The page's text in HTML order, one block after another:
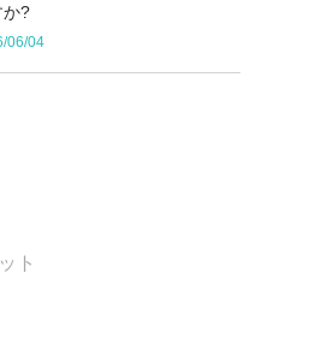
か?
06/04
ト